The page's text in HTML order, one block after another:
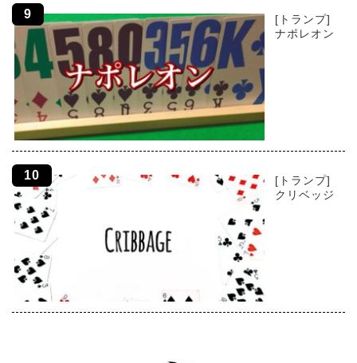
[トランプ]
ナポレオン
[トランプ]
クリベッジ